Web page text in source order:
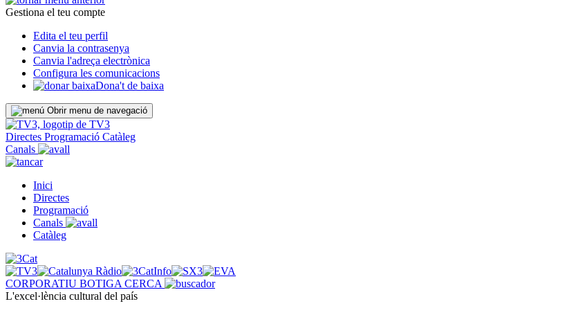
Gestiona el teu compte
Edita el teu perfil
Canvia la contrasenya
Canvia l'adreça electrònica
Configura les comunicacions
Dona't de baixa
Obrir menu de navegació
Directes Programació Catàleg
Canals
Inici
Directes
Programació
Canals
Catàleg
CORPORATIU BOTIGA CERCA
L'excel·lència cultural del país